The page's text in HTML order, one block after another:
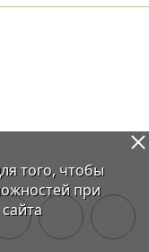
того, чтобы
при